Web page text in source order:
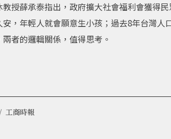
授薛承泰指出，政府擴大社會福利會獲得
，年輕人就會願意生小孩；過去8年台灣
者的邏輯關係，值得思考。
工商時報